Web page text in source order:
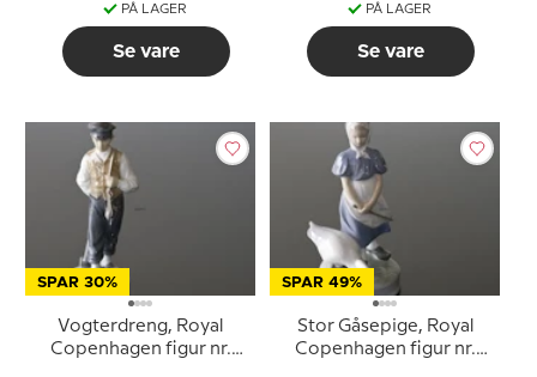
PÅ LAGER
Se vare
PÅ LAGER
Se vare
SPAR 30%
Vogterdreng, Royal
Copenhagen figur nr.
SPAR 49%
Stor Gåsepige, Royal
Copenhagen figur nr.